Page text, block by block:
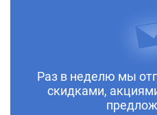
Раз в неделю мы
скидками,